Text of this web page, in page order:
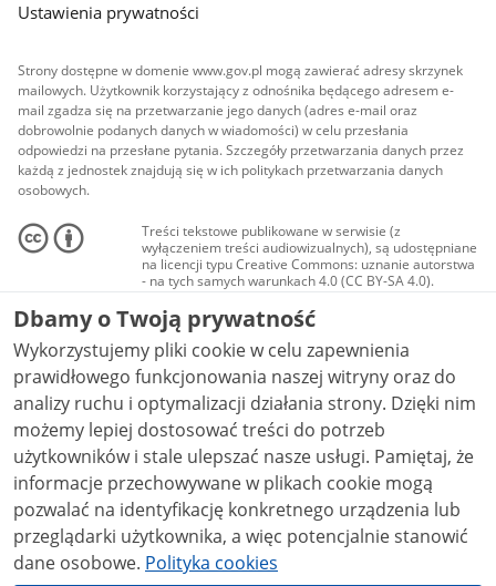
Ustawienia prywatności
Strony dostępne w domenie www.gov.pl mogą zawierać adresy skrzynek
mailowych. Użytkownik korzystający z odnośnika będącego adresem e-
mail zgadza się na przetwarzanie jego danych (adres e-mail oraz
dobrowolnie podanych danych w wiadomości) w celu przesłania
odpowiedzi na przesłane pytania. Szczegóły przetwarzania danych przez
każdą z jednostek znajdują się w ich politykach przetwarzania danych
osobowych.
Treści tekstowe publikowane w serwisie (z
wyłączeniem treści audiowizualnych), są udostępniane
na licencji typu Creative Commons: uznanie autorstwa
- na tych samych warunkach 4.0 (CC BY-SA 4.0).
Materiały audiowizualne, w tym zdjęcia, materiały
audio i wideo, są udostępniane na licencji typu
Creative Commons: uznanie autorstwa użycie
niekomercyjne - bez utworów zależnych 4.0 (CC BY-
NC-ND 4.0), o ile nie jest to stwierdzone inaczej.
Dbamy o Twoją prywatność
Wykorzystujemy pliki cookie w celu zapewnienia
prawidłowego funkcjonowania naszej witryny oraz do
analizy ruchu i optymalizacji działania strony. Dzięki nim
możemy lepiej dostosować treści do potrzeb
użytkowników i stale ulepszać nasze usługi. Pamiętaj, że
informacje przechowywane w plikach cookie mogą
pozwalać na identyfikację konkretnego urządzenia lub
przeglądarki użytkownika, a więc potencjalnie stanowić
dane osobowe. Polityka cookies